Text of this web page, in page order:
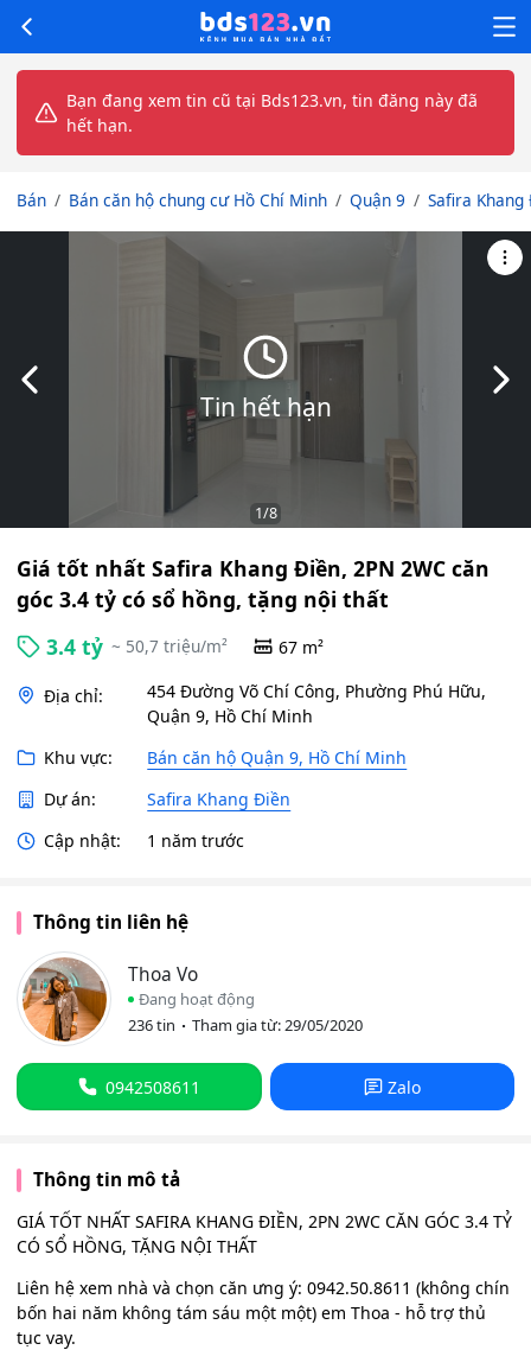
Bạn đang xem tin cũ tại Bds123.vn, tin đăng này đã
hết hạn.
Bán Bán căn hộ chung cư Hồ Chí Minh Quận 9 Safira
Tin hết hạn
Slide trước
1/8
Giá tốt nhất Safira Khang Điền, 2PN 2WC căn
góc 3.4 tỷ có sổ hồng, tặng nội thất
3.4 tỷ ~ 50,7 triệu/m² 67 m²
Địa chỉ:
454 Đường Võ Chí Công, Phường Phú Hữu,
Quận 9, Hồ Chí Minh
Khu vực:
Bán căn hộ Quận 9, Hồ Chí Minh
Dự án:
Safira Khang Điền
Cập nhật:
1 năm trước
Thông tin liên hệ
Thoa Vo
Đang hoạt động
236 tin
Tham gia từ: 29/05/2020
0942508611 Zalo
Thông tin mô tả
GIÁ TỐT NHẤT SAFIRA KHANG ĐIỀN, 2PN 2WC CĂN GÓC 3.4 TỶ
CÓ SỔ HỒNG, TẶNG NỘI THẤT
Liên hệ xem nhà và chọn căn ưng ý: 0942.50.8611 (không chín
bốn hai năm không tám sáu một một) em Thoa - hỗ trợ thủ
tục vay.